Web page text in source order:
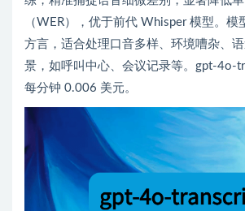
（WER），优于前代 Whisper 模型。模
方言，适合处理口音多样、环境嘈杂、
景，如呼叫中心、会议记录等。gpt-4o-
每分钟 0.006 美元。